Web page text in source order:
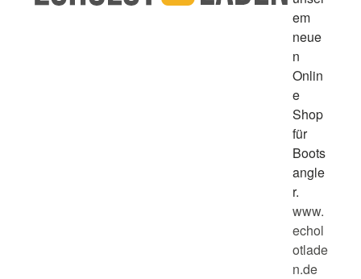
em
neue
n
Onlin
e
Shop
für
Boots
angle
r.
www.
echol
otlade
n.de